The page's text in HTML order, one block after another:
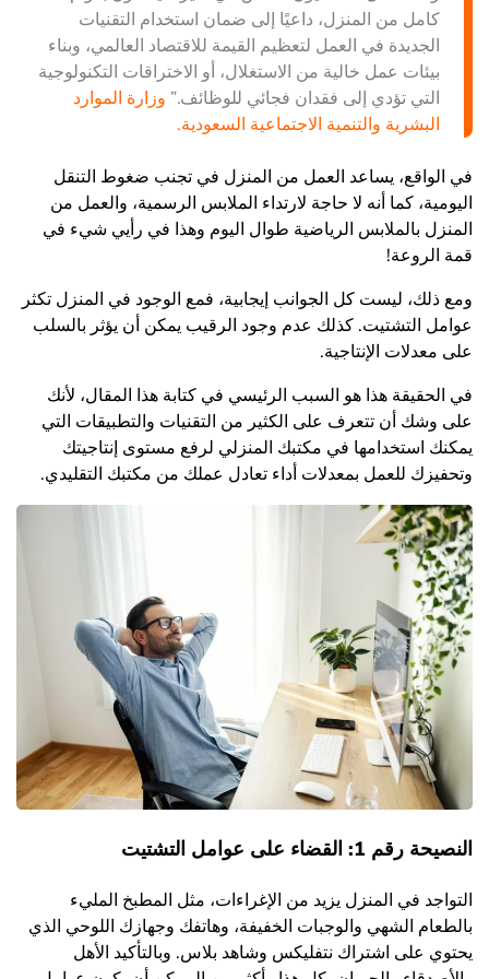
كامل من المنزل، داعيًا إلى ضمان استخدام التقنيات
الجديدة في العمل لتعظيم القيمة للاقتصاد العالمي، وبناء
بيئات عمل خالية من الاستغلال، أو الاختراقات التكنولوجية
التي تؤدي إلى فقدان فجائي للوظائف.” وزارة الموارد
البشرية والتنمية الاجتماعية السعودية.
في الواقع، يساعد العمل من المنزل في تجنب ضغوط التنقل
اليومية، كما أنه لا حاجة لارتداء الملابس الرسمية، والعمل من
المنزل بالملابس الرياضية طوال اليوم وهذا في رأيي شيء في
قمة الروعة!
ومع ذلك، ليست كل الجوانب إيجابية، فمع الوجود في المنزل تكثر
عوامل التشتيت. كذلك عدم وجود الرقيب يمكن أن يؤثر بالسلب
على معدلات الإنتاجية.
في الحقيقة هذا هو السبب الرئيسي في كتابة هذا المقال، لأنك
على وشك أن تتعرف على الكثير من التقنيات والتطبيقات التي
يمكنك استخدامها في مكتبك المنزلي لرفع مستوى إنتاجيتك
وتحفيزك للعمل بمعدلات أداء تعادل عملك من مكتبك التقليدي.
النصيحة رقم 1: القضاء على عوامل التشتيت
التواجد في المنزل يزيد من الإغراءات، مثل المطبخ المليء
بالطعام الشهي والوجبات الخفيفة، وهاتفك وجهازك اللوحي الذي
يحتوي على اشتراك نتفليكس وشاهد بلاس. وبالتأكيد الأهل